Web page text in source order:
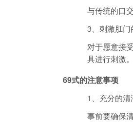
与传统的口
3、刺激肛门
对于愿意接
具进行刺激。
69式的注意事项
1、充分的
事前要确保